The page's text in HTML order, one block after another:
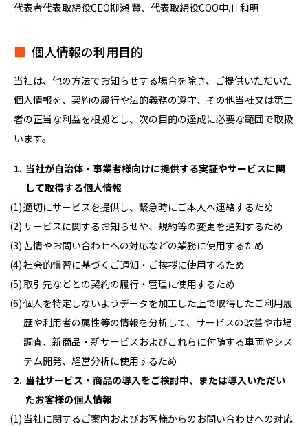
代表者代表取締役CEO柳瀬 賢、代表取締役COO中川 和明
個人情報の利用目的
当社は、他の方法でお知らせする場合を除き、ご提供いただいた
個人情報を、契約の履行や法的義務の遵守、その他当社又は第三
者の正当な利益を根拠とし、次の目的の達成に必要な範囲で取扱
います。
当社が自治体・事業者様向けに提供する実証やサービスに関
して取得する個人情報
適切にサービスを提供し、緊急時にご本人へ連絡するため
サービスに関するお知らせや、規約等の変更を通知するため
苦情やお問い合わせへの対応などの業務に使用するため
社会的慣習に基づくご通知・ご挨拶に使用するため
取引先などとの契約の履行・管理に使用するため
個人を特定しないようデータを加工した上で取得したご利用履
歴や利用者の属性等の情報を分析して、サービスの改善や市場
調査、新商品・新サービスおよびこれらに付随する車両やシス
テム開発、経営分析に使用するため
当社サービス・商品の導入をご検討中、または導入いただい
たお客様の個人情報
当社に関するご案内およびお客様からのお問い合わせへの対応